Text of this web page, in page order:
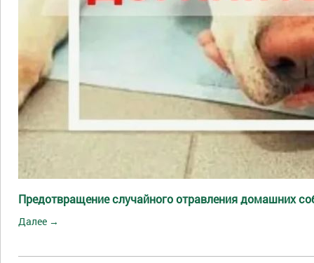
Предотвращение случайного отравления домашних
Далее →